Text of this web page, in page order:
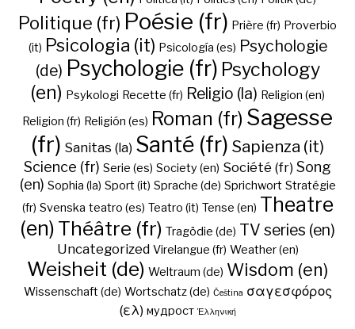
Politique (fr) Poésie (fr) Prière (fr) Proverbio
(it) Psicologia (it) Psicología (es) Psychologie
(de) Psychologie (fr) Psychology
(en) Psykologi Recette (fr) Religio (la) Religion (en)
Religion (fr) Religión (es) Roman (fr) Sagesse
(fr) Sanitas (la) Santé (fr) Sapienza (it)
Science (fr) Serie (es) Society (en) Société (fr) Song
(en) Sophia (la) Sport (it) Sprache (de) Sprichwort Stratégie
(fr) Svenska teatro (es) Teatro (it) Tense (en) Theatre
(en) Théâtre (fr) Tragödie (de) TV series (en)
Uncategorized Virelangue (fr) Weather (en)
Weisheit (de) Weltraum (de) Wisdom (en)
Wissenschaft (de) Wortschatz (de) Čeština σαγεσφόρος
(ελ) мудрост Ἑλληνική